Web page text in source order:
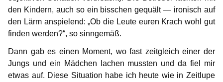
den Kindern, auch so ein bisschen gequält — ironisch auf
den Lärm anspielend: „Ob die Leute euren Krach wohl gut
finden werden?“, so sinngemäß.
Dann gab es einen Moment, wo fast zeitgleich einer der
Jungs und ein Mädchen lachen mussten und da fiel mir
etwas auf. Diese Situation habe ich heute wie in Zeitlupe